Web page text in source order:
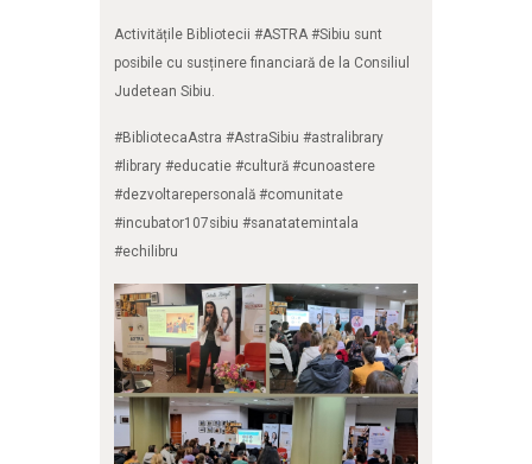
Activitățile Bibliotecii #ASTRA #Sibiu sunt
posibile cu susținere financiară de la Consiliul
Judetean Sibiu.
#BibliotecaAstra #AstraSibiu #astralibrary
#library #educatie #cultură #cunoastere
#dezvoltarepersonală #comunitate
#incubator107sibiu #sanatatemintala
#echilibru